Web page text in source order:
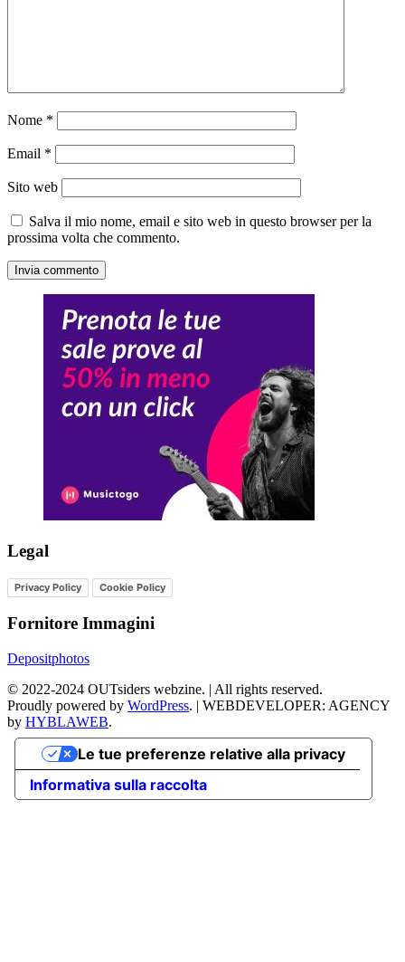
Nome *
Email *
Sito web
Salva il mio nome, email e sito web in questo browser per la
prossima volta che commento.
Legal
Privacy Policy Cookie Policy
Fornitore Immagini
Depositphotos
© 2022-2024 OUTsiders webzine. | All rights reserved.
Proudly powered by WordPress. | WEBDEVELOPER: AGENCY
by HYBLAWEB.
Informativa sulla raccolta
Le tue preferenze relative alla privacy